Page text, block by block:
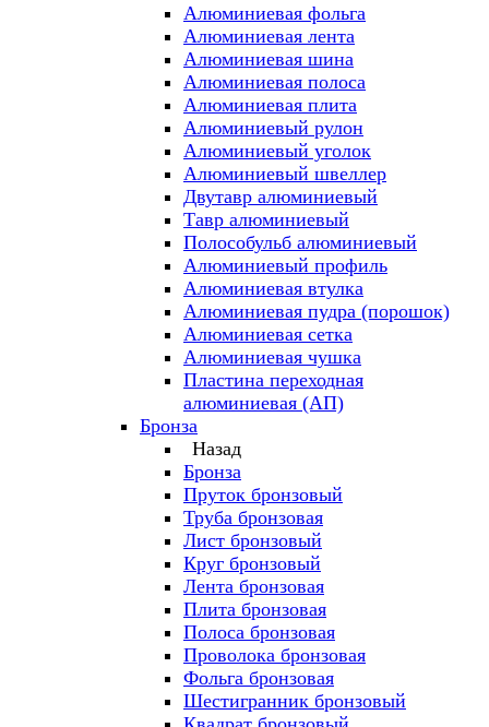
Алюминиевая фольга
Алюминиевая лента
Алюминиевая шина
Алюминиевая полоса
Алюминиевая плита
Алюминиевый рулон
Алюминиевый уголок
Алюминиевый швеллер
Двутавр алюминиевый
Тавр алюминиевый
Полособульб алюминиевый
Алюминиевый профиль
Алюминиевая втулка
Алюминиевая пудра (порошок)
Алюминиевая сетка
Алюминиевая чушка
Пластина переходная
алюминиевая (АП)
Бронза
Назад
Бронза
Пруток бронзовый
Труба бронзовая
Лист бронзовый
Круг бронзовый
Лента бронзовая
Плита бронзовая
Полоса бронзовая
Проволока бронзовая
Фольга бронзовая
Шестигранник бронзовый